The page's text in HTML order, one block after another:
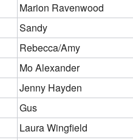
Marion Ravenwood
Sandy
Rebecca/Amy
Mo Alexander
Jenny Hayden
Gus
Laura Wingfield